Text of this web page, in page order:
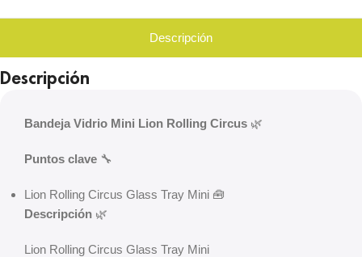
Descripción
Descripción
Bandeja Vidrio Mini Lion Rolling Circus 🌿
Puntos clave 🔧
Lion Rolling Circus Glass Tray Mini 🧰
Descripción 🌿
Lion Rolling Circus Glass Tray Mini